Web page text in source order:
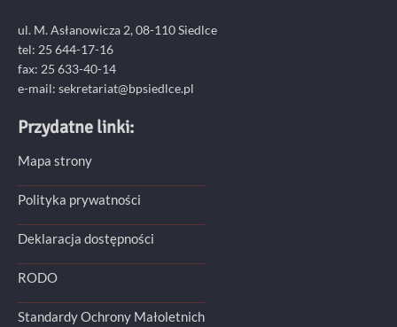
ul. M. Asłanowicza 2, 08-110 Siedlce
tel: 25 644-17-16
fax: 25 633-40-14
e-mail: sekretariat@bpsiedlce.pl
Przydatne linki:
Mapa strony
Polityka prywatności
Deklaracja dostępności
RODO
Standardy Ochrony Małoletnich